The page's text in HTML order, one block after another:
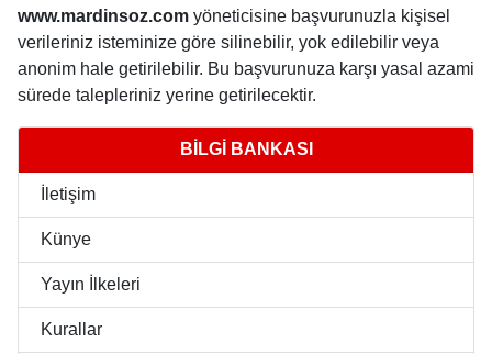
www.mardinsoz.com yöneticisine başvurunuzla kişisel
verileriniz isteminize göre silinebilir, yok edilebilir veya
anonim hale getirilebilir. Bu başvurunuza karşı yasal azami
sürede talepleriniz yerine getirilecektir.
BİLGİ BANKASI
İletişim
Künye
Yayın İlkeleri
Kurallar